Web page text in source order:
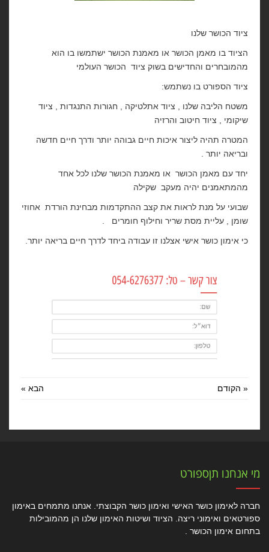
ציוד הכושר שלנו
הציוד בו מאמן הכושר או מאמנת הכושר ישתמשו בו הוא
מהמובחרים והחדישים בשוק ציוד הכושר העולמי
ציוד הספורט בו נשתמש:
משטח הליבה שלנו , ציוד אתלטיקה , חגורות התנגדות , ציוד
שיקומי , ציוד חיטוב והרזיה
המטרה תהיה ליצור איכות חיים גבוהה יותר ודרך חיים חדשה
ובריאה יותר .
יחד עם מאמן הכושר או מאמנת הכושר שלנו לכל אחד
מהמתאמנים יהיה מעקב שקילה
שבועי על מנת לראות את קצב ההתקדמות מבחינת הורדת אחוזי
שומן , עליית מסת שריר וחילוף חומרים .
כי אימון כושר אישי אצלנו זו עבודה ביחד לדרך חיים בריאה יותר.
« הקודם הבא »
מי אנחנו תןספורט
חברה לאימון כושר האישי ואימון כושר הקבוצתי. אנחנו מתמחים באימון
ספורטאים ואימוני ריצה. הציוד ושיטות האימון שלנו הן מהמובילות
בתחום אימון הכושר .